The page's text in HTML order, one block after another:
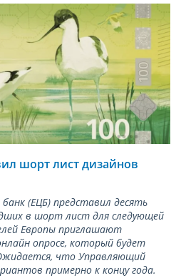
шорт лист дизайнов
(ЕЦБ) представил десять
в шорт лист для следующей
Европы приглашают
опросе, который будет
что Управляющий
примерно к концу года.